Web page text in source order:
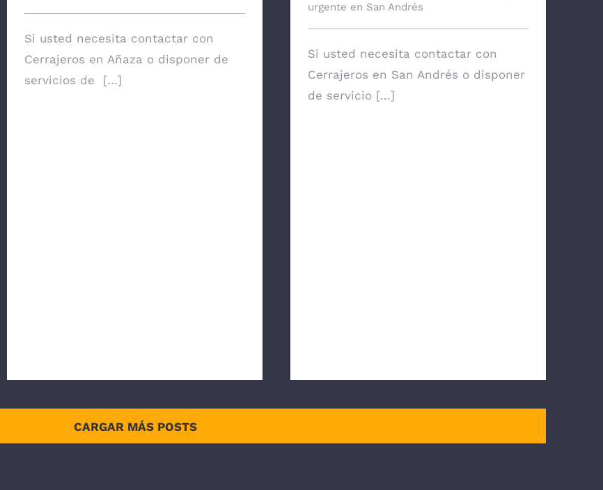
Si usted necesita contactar con
Cerrajeros en Añaza o disponer de
servicios de [...]
urgente en San Andrés
Si usted necesita contactar con
Cerrajeros en San Andrés o disponer
de servicio [...]
CARGAR MÁS POSTS